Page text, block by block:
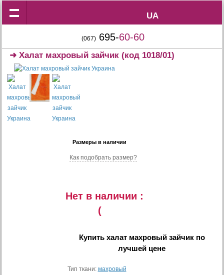
UA
UA
(067) 695-60-60
➜Халат махровый зайчик (код 1018/01)
Размеры в наличии
Как подобрать размер?
Нет в наличии :
(
Купить халат махровый зайчикпо
лучшей цене
Тип ткани: махровый